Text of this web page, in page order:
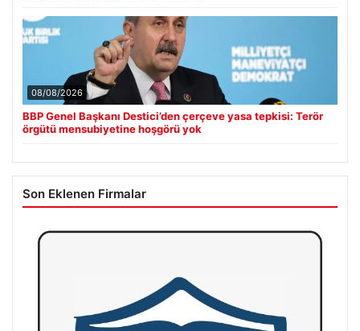
08/08/2026
BBP Genel Başkanı Destici’den çerçeve yasa tepkisi: Terör
örgütü mensubiyetine hoşgörü yok
Son Eklenen Firmalar